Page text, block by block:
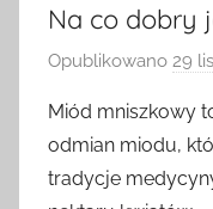
Na co dobry
Opublikowano 29
Miód mniszkowy
odmian miodu,
tradycje